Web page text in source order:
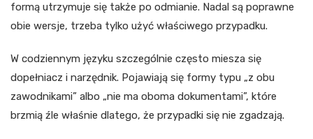
formą utrzymuje się także po odmianie. Nadal są poprawne
obie wersje, trzeba tylko użyć właściwego przypadku.
W codziennym języku szczególnie często miesza się
dopełniacz i narzędnik. Pojawiają się formy typu „z obu
zawodnikami” albo „nie ma oboma dokumentami”, które
brzmią źle właśnie dlatego, że przypadki się nie zgadzają.